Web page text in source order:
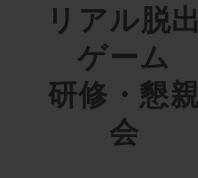
リアル脱
ゲーム
研修・懇
会